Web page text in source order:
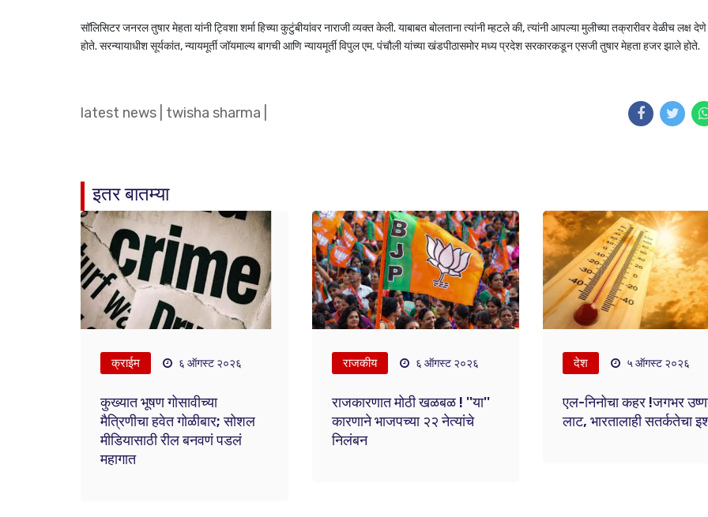
सॉलिसिटर जनरल तुषार मेहता यांनी ट्विशा शर्मा हिच्या कुटुंबीयांवर नाराजी व्यक्त केली. याबाबत बोलताना त्यांनी म्हटले की, त्यांनी आपल्या मुलीच्या तक्रारीवर वेळीच लक्ष
होते. सरन्यायाधीश सूर्यकांत, न्यायमूर्ती जॉयमाल्य बागची आणि न्यायमूर्ती विपुल एम. पंचौली यांच्या खंडपीठासमोर मध्य प्रदेश सरकारकडून एसजी तुषार मेहता हजर झाले होते.
latest news twisha sharma
इतर बातम्या
क्राईम ६ ऑगस्ट २०२६
कुख्यात भूषण गोसावीच्या
मैत्रिणीचा हवेत गोळीबार; सोशल
मीडियासाठी रील बनवणं पडलं
महागात
राजकीय ६ ऑगस्ट २०२६
राजकारणात मोठी खळबळ ! ''या''
कारणाने भाजपच्या २२ नेत्यांचे
निलंबन
देश ५ ऑगस्ट २०२६
एल-निनोचा कहर !जगभर
लाट, भारतालाही सतर्कतेचा